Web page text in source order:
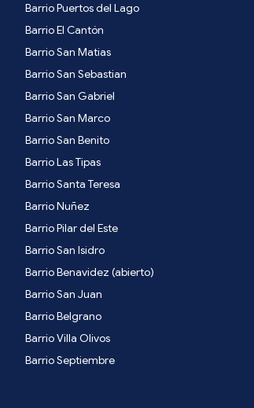
Barrio Puertos del Lago
Barrio El Cantón
Barrio San Matias
Barrio San Sebastian
Barrio San Gabriel
Barrio San Marco
Barrio San Benito
Barrio Las Tipas
Barrio Santa Teresa
Barrio Nuñez
Barrio Pilar del Este
Barrio San Isidro
Barrio Benavidez (abierto)
Barrio San Juan
Barrio Belgrano
Barrio Villa Olivos
Barrio Septiembre